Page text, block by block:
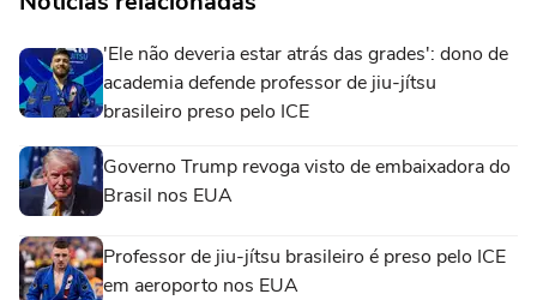
'Ele não deveria estar atrás das grades': dono de
academia defende professor de jiu-jítsu
brasileiro preso pelo ICE
Governo Trump revoga visto de embaixadora do
Brasil nos EUA
Professor de jiu-jítsu brasileiro é preso pelo ICE
em aeroporto nos EUA